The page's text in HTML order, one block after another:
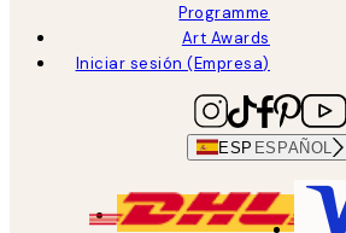
Programme
Art Awards
Iniciar sesión (Empresa)
ESP ESPAÑOL